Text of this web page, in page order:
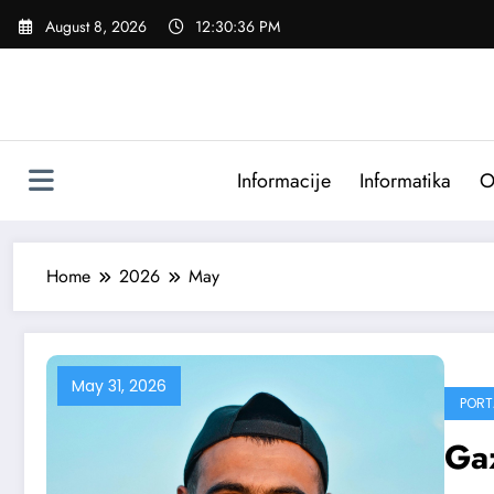
Skip
August 8, 2026 12:30:38 PM
Informacije Informatika
Home 2026 May
May 31, 2026